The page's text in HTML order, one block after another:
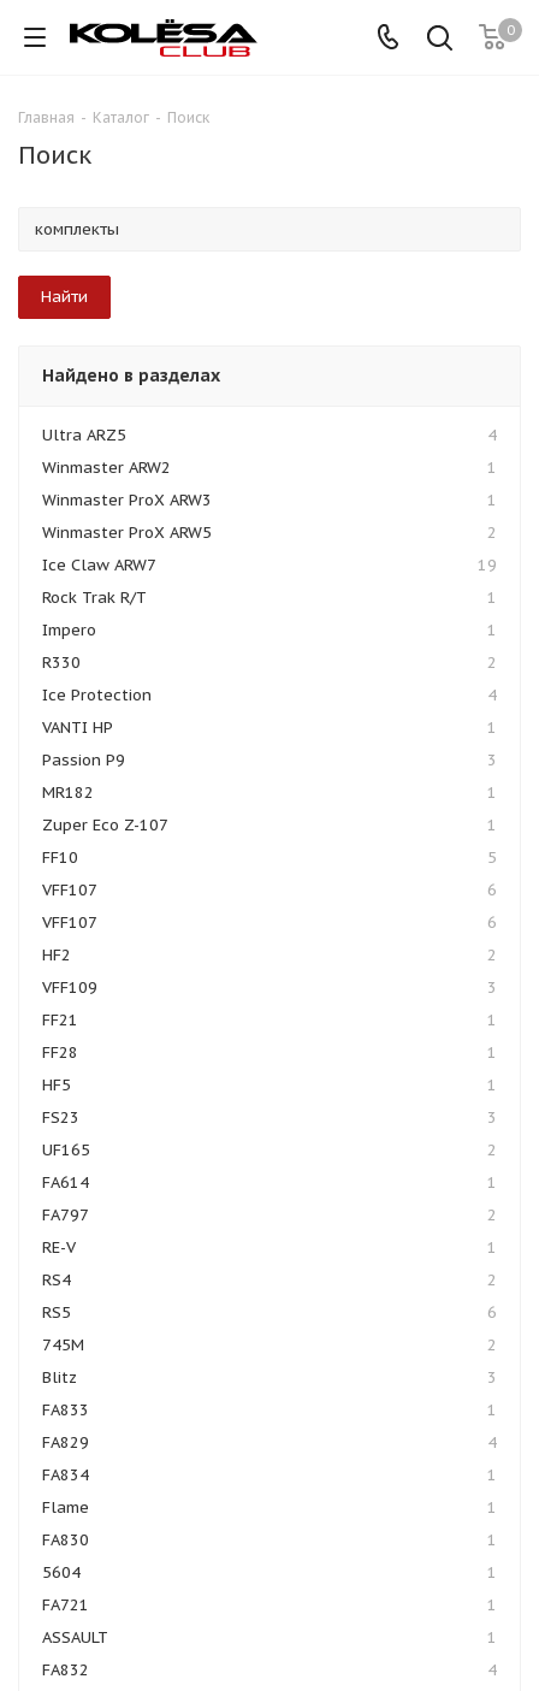
0
Главная - Каталог - Поиск
Поиск
Найдено в разделах
Ultra ARZ5
4
Winmaster ARW2
1
Winmaster ProX ARW3
1
Winmaster ProX ARW5
2
Ice Claw ARW7
19
Rock Trak R/T
1
Impero
1
R330
2
Ice Protection
4
VANTI HP
1
Passion P9
3
MR182
1
Zuper Eco Z-107
1
FF10
5
VFF107
6
VFF107
6
HF2
2
VFF109
3
FF21
1
FF28
1
HF5
1
FS23
3
UF165
2
FA614
1
FA797
2
RE-V
1
RS4
2
RS5
6
745M
2
Blitz
3
FA833
1
FA829
4
FA834
1
Flame
1
FA830
1
5604
1
FA721
1
ASSAULT
1
FA832
4